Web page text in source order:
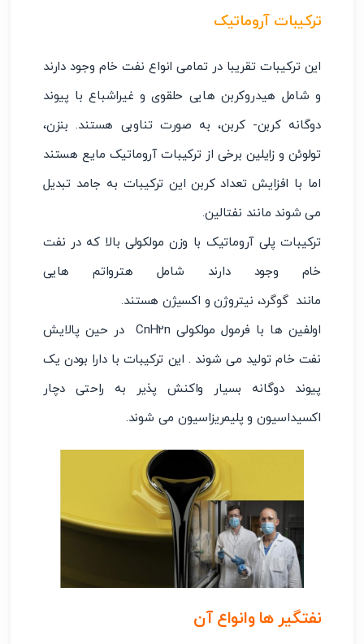
ترکیبات آروماتیک
این ترکیبات تقریبا در تمامی انواع نفت خام وجود دارند
و شامل هیدروکربن ‌هایی حلقوی و غیراشباع با پیوند
دوگانه کربن- کربن، به صورت تناوبی هستند. بنزن،
تولوئن و زایلین برخی از ترکیبات آروماتیک مایع هستند
اما با افزایش تعداد کربن این ترکیبات به جامد تبدیل
می شوند مانند نفتالین.
ترکیبات پلی ‌آروماتیک‌ با وزن مولکولی بالا که در نفت
خام وجود دارند شامل هترواتم‌ هایی
مانند گوگرد، نیتروژن و اکسیژن هستند.
اولفین ها با فرمول مولکولی CnH2n در حین پالایش
نفت خام تولید می شوند . این ترکیبات با دارا بودن یک
پیوند دوگانه بسیار واکنش ‌پذیر به راحتی دچار
اکسیداسیون و پلیمریزاسیون می ‌شوند.
نفتگیر ها وانواع آن